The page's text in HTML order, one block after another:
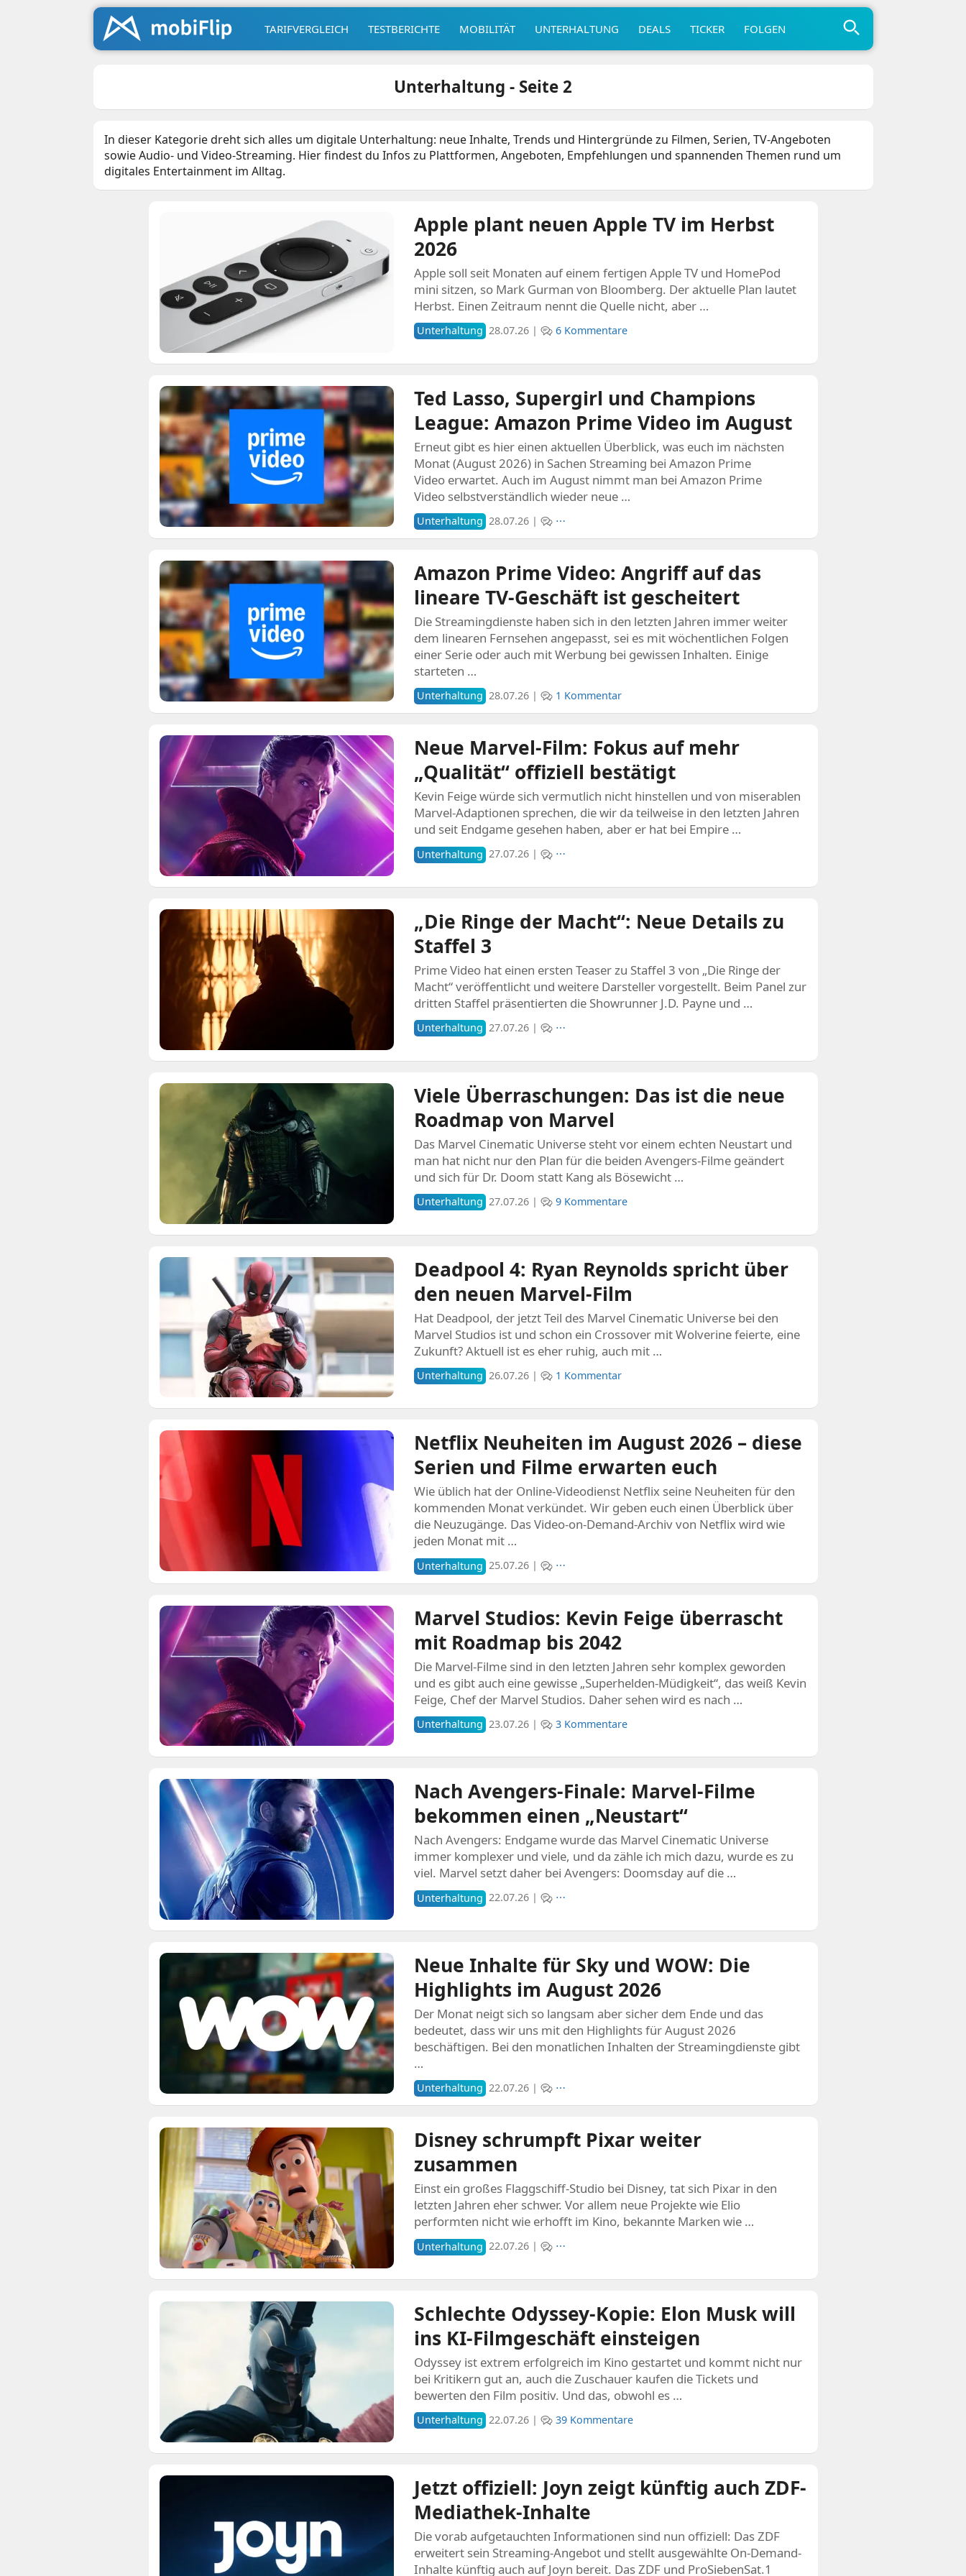
TARIFVERGLEICH TESTBERICHTE MOBILITÄT UNTERHALTUNG DEALS TICKER FOLGEN
Unterhaltung - Seite 2
In dieser Kategorie dreht sich alles um digitale Unterhaltung: neue Inhalte, Trends und Hintergründe zu Filmen, Serien, TV‑Angeboten
sowie Audio‑ und Video‑Streaming. Hier findest du Infos zu Plattformen, Angeboten, Empfehlungen und spannenden Themen rund um
digitales Entertainment im Alltag.
Apple plant neuen Apple TV im Herbst
2026
Apple soll seit Monaten auf einem fertigen Apple TV und HomePod
mini sitzen, so Mark Gurman von Bloomberg. Der aktuelle Plan lautet
Herbst. Einen Zeitraum nennt die Quelle nicht, aber …
Unterhaltung 28.07.26 | 6 Kommentare
Ted Lasso, Supergirl und Champions
League: Amazon Prime Video im August
Erneut gibt es hier einen aktuellen Überblick, was euch im nächsten
Monat (August 2026) in Sachen Streaming bei Amazon Prime
Video erwartet. Auch im August nimmt man bei Amazon Prime
Video selbstverständlich wieder neue …
Unterhaltung 28.07.26 | ⋯
Amazon Prime Video: Angriff auf das
lineare TV-Geschäft ist gescheitert
Die Streamingdienste haben sich in den letzten Jahren immer weiter
dem linearen Fernsehen angepasst, sei es mit wöchentlichen Folgen
einer Serie oder auch mit Werbung bei gewissen Inhalten. Einige
starteten …
Unterhaltung 28.07.26 | 1 Kommentar
Neue Marvel-Film: Fokus auf mehr
„Qualität“ offiziell bestätigt
Kevin Feige würde sich vermutlich nicht hinstellen und von miserablen
Marvel-Adaptionen sprechen, die wir da teilweise in den letzten Jahren
und seit Endgame gesehen haben, aber er hat bei Empire …
Unterhaltung 27.07.26 | ⋯
„Die Ringe der Macht“: Neue Details zu
Staffel 3
Prime Video hat einen ersten Teaser zu Staffel 3 von „Die Ringe der
Macht“ veröffentlicht und weitere Darsteller vorgestellt. Beim Panel zur
dritten Staffel präsentierten die Showrunner J.D. Payne und …
Unterhaltung 27.07.26 | ⋯
Viele Überraschungen: Das ist die neue
Roadmap von Marvel
Das Marvel Cinematic Universe steht vor einem echten Neustart und
man hat nicht nur den Plan für die beiden Avengers-Filme geändert
und sich für Dr. Doom statt Kang als Bösewicht …
Unterhaltung 27.07.26 | 9 Kommentare
Deadpool 4: Ryan Reynolds spricht über
den neuen Marvel-Film
Hat Deadpool, der jetzt Teil des Marvel Cinematic Universe bei den
Marvel Studios ist und schon ein Crossover mit Wolverine feierte, eine
Zukunft? Aktuell ist es eher ruhig, auch mit …
Unterhaltung 26.07.26 | 1 Kommentar
Netflix Neuheiten im August 2026 – diese
Serien und Filme erwarten euch
Wie üblich hat der Online-Videodienst Netflix seine Neuheiten für den
kommenden Monat verkündet. Wir geben euch einen Überblick über
die Neuzugänge. Das Video-on-Demand-Archiv von Netflix wird wie
jeden Monat mit …
Unterhaltung 25.07.26 | ⋯
Marvel Studios: Kevin Feige überrascht
mit Roadmap bis 2042
Die Marvel-Filme sind in den letzten Jahren sehr komplex geworden
und es gibt auch eine gewisse „Superhelden-Müdigkeit“, das weiß Kevin
Feige, Chef der Marvel Studios. Daher sehen wird es nach …
Unterhaltung 23.07.26 | 3 Kommentare
Nach Avengers-Finale: Marvel-Filme
bekommen einen „Neustart“
Nach Avengers: Endgame wurde das Marvel Cinematic Universe
immer komplexer und viele, und da zähle ich mich dazu, wurde es zu
viel. Marvel setzt daher bei Avengers: Doomsday auf die …
Unterhaltung 22.07.26 | ⋯
Neue Inhalte für Sky und WOW: Die
Highlights im August 2026
Der Monat neigt sich so langsam aber sicher dem Ende und das
bedeutet, dass wir uns mit den Highlights für August 2026
beschäftigen. Bei den monatlichen Inhalten der Streamingdienste gibt
…
Unterhaltung 22.07.26 | ⋯
Disney schrumpft Pixar weiter
zusammen
Einst ein großes Flaggschiff-Studio bei Disney, tat sich Pixar in den
letzten Jahren eher schwer. Vor allem neue Projekte wie Elio
performten nicht wie erhofft im Kino, bekannte Marken wie …
Unterhaltung 22.07.26 | ⋯
Schlechte Odyssey-Kopie: Elon Musk will
ins KI-Filmgeschäft einsteigen
Odyssey ist extrem erfolgreich im Kino gestartet und kommt nicht nur
bei Kritikern gut an, auch die Zuschauer kaufen die Tickets und
bewerten den Film positiv. Und das, obwohl es …
Unterhaltung 22.07.26 | 39 Kommentare
Jetzt offiziell: Joyn zeigt künftig auch ZDF-
Mediathek-Inhalte
Die vorab aufgetauchten Informationen sind nun offiziell: Das ZDF
erweitert sein Streaming-Angebot und stellt ausgewählte On-Demand-
Inhalte künftig auch auf Joyn bereit. Das ZDF und ProSiebenSat.1